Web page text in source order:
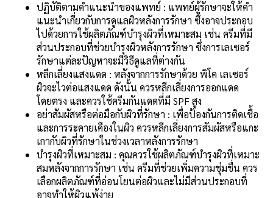
ปฏิบัติตามคำแนะนำของแพทย์ : แพทย์ผู้รักษาจะให้คำ
แนะนำเกี่ยวกับการดูแลผิวหลังการรักษา ซึ่งอาจประกอบ
ไปด้วยการใช้ผลิตภัณฑ์บำรุงผิวที่เหมาะสม เช่น ครีมที่มี
ส่วนประกอบที่ช่วยบำรุงผิวหลังการรักษา ซึ่งการเลเซอร์
รักษาแต่ละปัญหาจะมีวิธีดูแลที่ต่างกัน
หลีกเลี่ยงแสงแดด : หลังจากการรักษาด้วย พิโค เลเซอร์
ผิวจะไวต่อแสงแดด ดังนั้น ควรหลีกเลี่ยงการออกแดด
โดยตรง และควรใช้ครีมกันแดดที่มี SPF สูง
อย่าสัมผัสหรือต่อมือกับผิวที่รักษา : เพื่อป้องกันการติดเชื้อ
และการระคายเคืองในผิว ควรหลีกเลี่ยงการสัมผัสหรือแกะ
เกากับผิวที่รักษาในช่วงเวลาหลังการรักษา
บำรุงผิวที่เหมาะสม : คุณควรใช้ผลิตภัณฑ์บำรุงผิวที่เหมาะ
สมหลังจากการรักษา เช่น ครีมที่ช่วยเพิ่มความชุ่มชื่น ควร
เลือกผลิตภัณฑ์ที่อ่อนโยนต่อผิวและไม่มีส่วนประกอบที่
อาจทำให้ผิวแพ้ง่าย